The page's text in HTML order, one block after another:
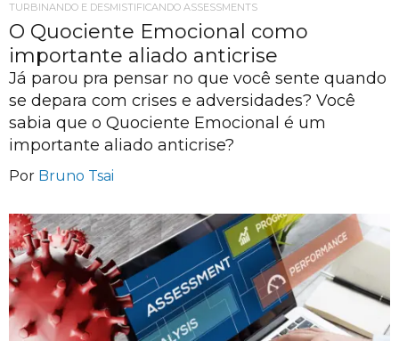
TURBINANDO E DESMISTIFICANDO ASSESSMENTS
O Quociente Emocional como
importante aliado anticrise
Já parou pra pensar no que você sente quando
se depara com crises e adversidades? Você
sabia que o Quociente Emocional é um
importante aliado anticrise?
Por Bruno Tsai